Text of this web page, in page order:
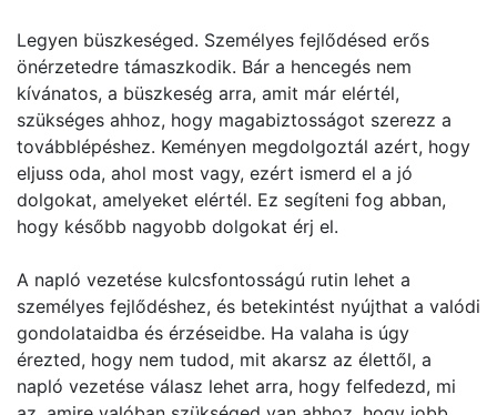
Legyen büszkeséged. Személyes fejlődésed erős
önérzetedre támaszkodik. Bár a hencegés nem
kívánatos, a büszkeség arra, amit már elértél,
szükséges ahhoz, hogy magabiztosságot szerezz a
továbblépéshez. Keményen megdolgoztál azért, hogy
eljuss oda, ahol most vagy, ezért ismerd el a jó
dolgokat, amelyeket elértél. Ez segíteni fog abban,
hogy később nagyobb dolgokat érj el.
A napló vezetése kulcsfontosságú rutin lehet a
személyes fejlődéshez, és betekintést nyújthat a valódi
gondolataidba és érzéseidbe. Ha valaha is úgy
érezted, hogy nem tudod, mit akarsz az élettől, a
napló vezetése válasz lehet arra, hogy felfedezd, mi